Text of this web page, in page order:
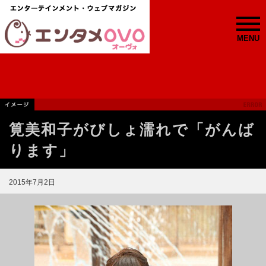
MENU
筧美和子がびしょ濡れで「がんば
ります」
2015年7月2日